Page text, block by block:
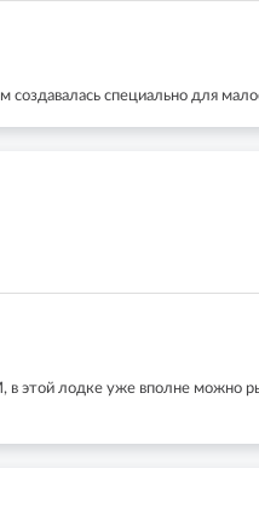
специально для
этой лодке уже вполне можно